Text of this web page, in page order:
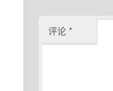
评论*